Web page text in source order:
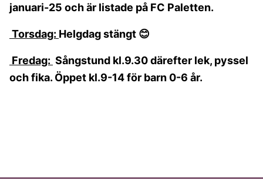
januari-25 och är listade på FC Paletten.
Torsdag: Helgdag stängt 😊
Fredag: Sångstund kl.9.30 därefter lek, pyssel
och fika. Öppet kl.9-14 för barn 0-6 år.